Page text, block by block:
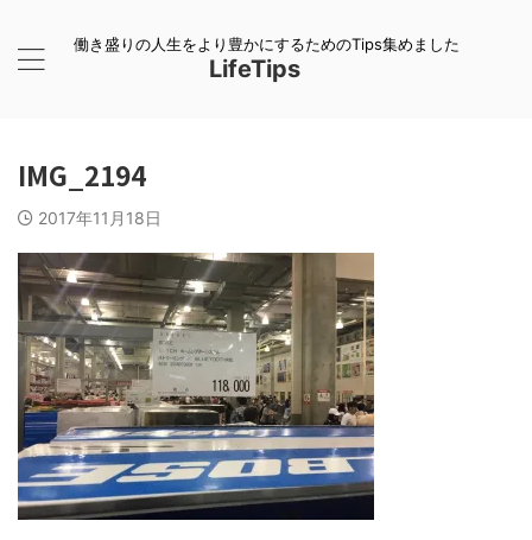
働き盛りの人生をより豊かにするためのTips集めました
LifeTips
IMG_2194
2017年11月18日